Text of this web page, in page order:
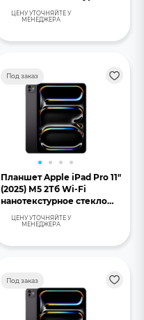
стекло «черный космос»
ЦЕНУ УТОЧНЯЙТЕ У
МЕНЕДЖЕРА
Под заказ
Планшет Apple iPad Pro 11"
(2025) М5 2Тб Wi-Fi
нанотекстурное стекло
«черный космос»
ЦЕНУ УТОЧНЯЙТЕ У
МЕНЕДЖЕРА
Под заказ